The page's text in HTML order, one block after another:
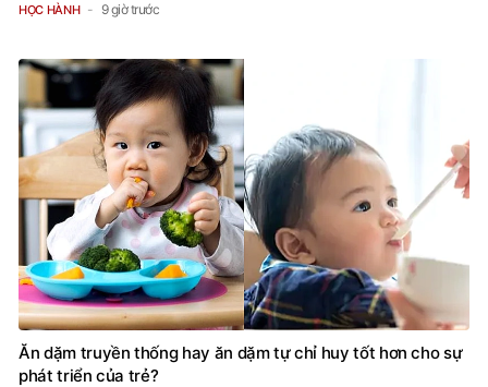
HỌC HÀNH 9 giờ trước
Ăn dặm truyền thống hay ăn dặm tự chỉ huy tốt hơn cho sự
phát triển của trẻ?